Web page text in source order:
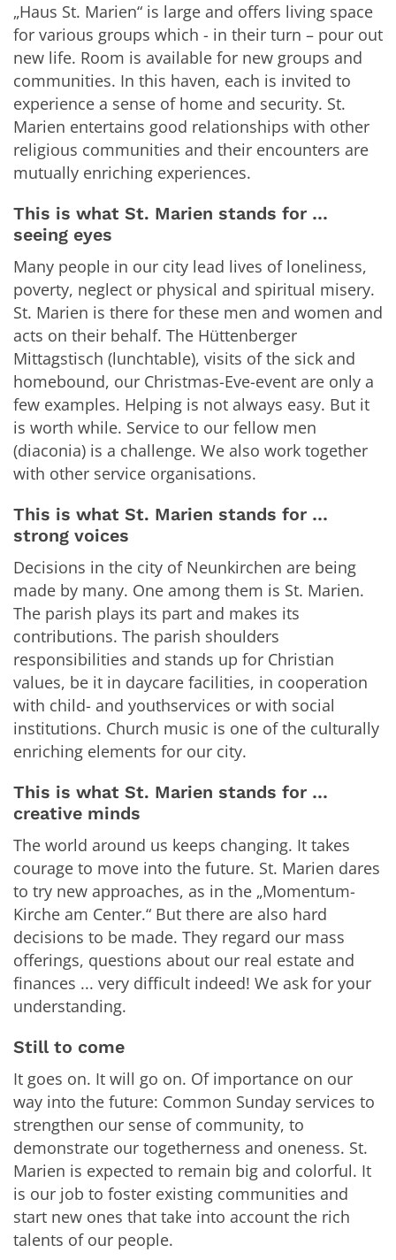
„Haus St. Marien“ is large and offers living space
for various groups which - in their turn – pour out
new life. Room is available for new groups and
communities. In this haven, each is invited to
experience a sense of home and security. St.
Marien entertains good relationships with other
religious communities and their encounters are
mutually enriching experiences.
This is what St. Marien stands for …
seeing eyes
Many people in our city lead lives of loneliness,
poverty, neglect or physical and spiritual misery.
St. Marien is there for these men and women and
acts on their behalf. The Hüttenberger
Mittagstisch (lunchtable), visits of the sick and
homebound, our Christmas-Eve-event are only a
few examples. Helping is not always easy. But it
is worth while. Service to our fellow men
(diaconia) is a challenge. We also work together
with other service organisations.
This is what St. Marien stands for …
strong voices
Decisions in the city of Neunkirchen are being
made by many. One among them is St. Marien.
The parish plays its part and makes its
contributions. The parish shoulders
responsibilities and stands up for Christian
values, be it in daycare facilities, in cooperation
with child- and youthservices or with social
institutions. Church music is one of the culturally
enriching elements for our city.
This is what St. Marien stands for …
creative minds
The world around us keeps changing. It takes
courage to move into the future. St. Marien dares
to try new approaches, as in the „Momentum-
Kirche am Center.“ But there are also hard
decisions to be made. They regard our mass
offerings, questions about our real estate and
finances ... very difficult indeed! We ask for your
understanding.
Still to come
It goes on. It will go on. Of importance on our
way into the future: Common Sunday services to
strengthen our sense of community, to
demonstrate our togetherness and oneness. St.
Marien is expected to remain big and colorful. It
is our job to foster existing communities and
start new ones that take into account the rich
talents of our people.